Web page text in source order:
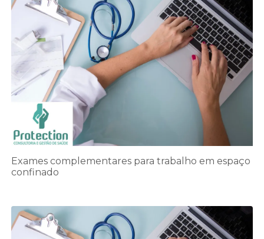
Exames complementares para trabalho em espaço
confinado